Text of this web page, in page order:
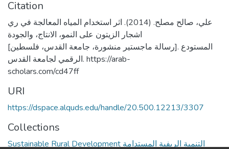
Citation
علي، صالح مصلح. (2014). اثر استخدام المياه المعالجة في ري
اشجار الزيتون على النمو، الانتاج، والجودة
[رسالة ماجستير منشورة، جامعة القدس، فلسطين]. المستودع
الرقمي لجامعة القدس. https://arab-
scholars.com/cd47ff
URI
https://dspace.alquds.edu/handle/20.500.12213/3307
Collections
Sustainable Rural Development التنمية الريفية المستدامة